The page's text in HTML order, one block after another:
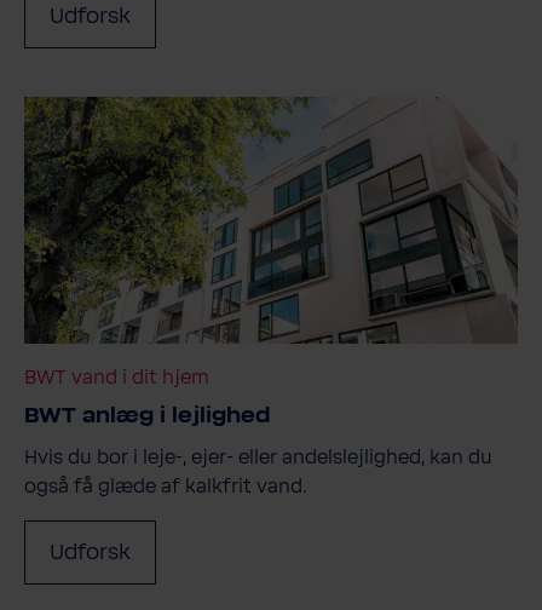
Udforsk
BWT vand i dit hjem
BWT anlæg i lejlighed
Hvis du bor i leje-, ejer- eller andelslejlighed, kan du
også få glæde af kalkfrit vand.
Udforsk